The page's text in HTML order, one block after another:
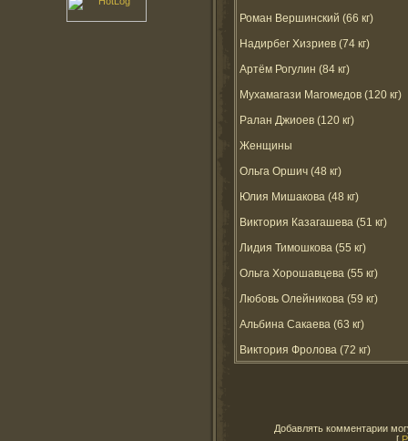
Роман Вершинский (66 кг)
Надирбег Хизриев (74 кг)
Артём Рогулин (84 кг)
Мухамагази Магомедов (120 кг)
Ралан Джиоев (120 кг)
Женщины
Ольга Оршич (48 кг)
Юлия Мишакова (48 кг)
Виктория Казагашева (51 кг)
Лидия Тимошкова (55 кг)
Ольга Хорошавцева (55 кг)
Любовь Олейникова (59 кг)
Альбина Сакаева (63 кг)
Виктория Фролова (72 кг)
Добавлять комментарии